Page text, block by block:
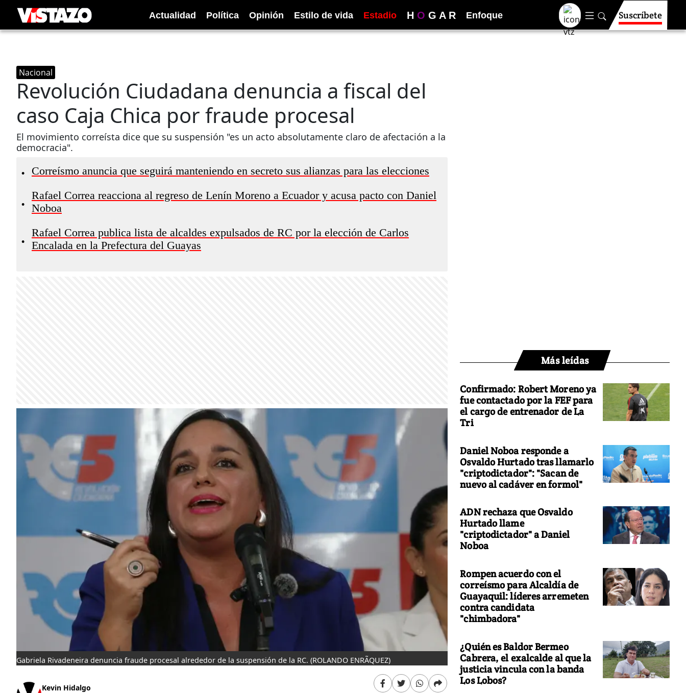
Actualidad Política Opinión Estilo de vida Estadio H O G A R Enfoque Suscríbete
Nacional
Revolución Ciudadana denuncia a fiscal del
caso Caja Chica por fraude procesal
El movimiento correísta dice que su suspensión "es un acto absolutamente claro de afectación a la
democracia".
• Correísmo anuncia que seguirá manteniendo en secreto sus alianzas para las elecciones
•
Rafael Correa reacciona al regreso de Lenín Moreno a Ecuador y acusa pacto con Daniel
Noboa
•
Rafael Correa publica lista de alcaldes expulsados de RC por la elección de Carlos
Encalada en la Prefectura del Guayas
Gabriela Rivadeneira denuncia fraude procesal alrededor de la suspensión de la RC. (ROLANDO ENRÃQUEZ)
Kevin Hidalgo
Más leídas
Confirmado: Robert Moreno ya
fue contactado por la FEF para
el cargo de entrenador de La
Tri
Daniel Noboa responde a
Osvaldo Hurtado tras llamarlo
"criptodictador": "Sacan de
nuevo al cadáver en formol"
ADN rechaza que Osvaldo
Hurtado llame
"criptodictador" a Daniel
Noboa
Rompen acuerdo con el
correísmo para Alcaldía de
Guayaquil: líderes arremeten
contra candidata
"chimbadora"
¿Quién es Baldor Bermeo
Cabrera, el exalcalde al que la
justicia vincula con la banda
Los Lobos?